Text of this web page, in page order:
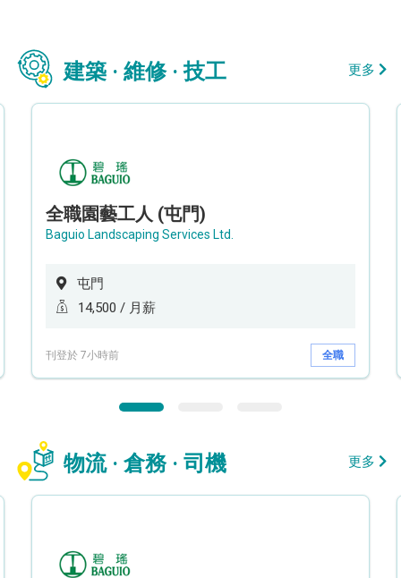
建築 · 維修 · 技工 更多
全職園藝工人 (屯門)
Baguio Landscaping Services Ltd.
屯門
14,500 / 月薪
刊登於 7小時前 全職
物流 · 倉務 · 司機 更多